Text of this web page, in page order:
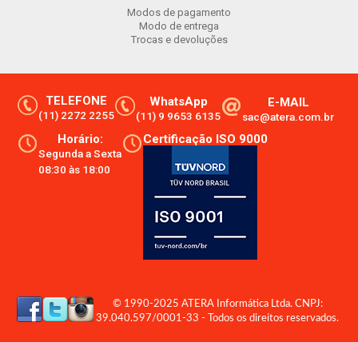
Modos de pagamento
Modo de entrega
Trocas e devoluções
TELEFONE
(11) 2272 2255
WhatsApp
(11) 9 9653 6135
E-MAIL
sac@atera.com.br
Horário:
Segunda a Sexta
08:30 às 18:00
Certificação ISO 9000
© 1990-2025 ATERA Informática Ltda. CNPJ:
39.040.597/0001-33 - Todos os direitos reservados.